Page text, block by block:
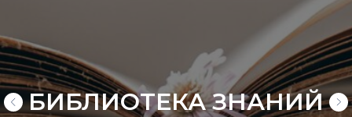
БИБЛИОТЕКА ЗНАНИЙ